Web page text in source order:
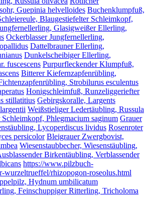
Guepinia helvelloides Buchenklumpfuß,
Blaugestiefelter Schleimkopf,
Glasigweißer Ellerling,
Ockerblasser Jungfernellerling,
Dattelbrauner Ellerling,
Dunkelscheibiger Ellerling,
fuscescens Purpurfleckender Klumpfuß,
Bitterer Kiefernzapfenrübling,
Strobilurus esculentus
Honigschleimfuß, Runzeliggeriefter
stillatitius Gebirgskoralle, Largents
Weißstieliger Ledertäubling, Russula
Schleimkopf, Phlegmacium saginum Grauer
Lycoperdiscus lividus Rosenroter
persicolor Bleigrauer Zwergbovist,
Wiesenstaubbecher, Wiesenstäubling,
Birkentäubling, Verblassender
https://www.pilzbuch-
wurzeltrueffel/rhizopogon-roseolus.html
Hydnum umbilicatum
Feinschuppiger Ritterling, Tricholoma